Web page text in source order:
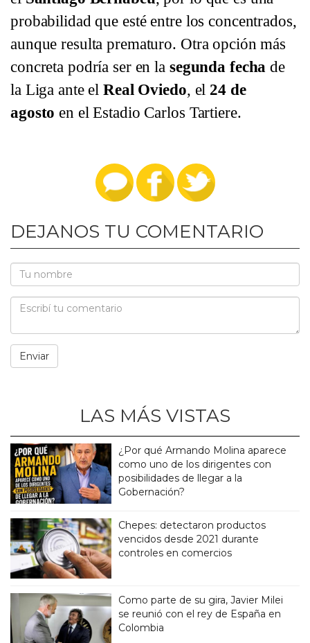
probabilidad que esté entre los concentrados,
aunque resulta prematuro. Otra opción más
concreta podría ser en la segunda fecha de
la Liga ante elReal Oviedo, el 24 de
agosto en el Estadio Carlos Tartiere.
DEJANOS TU COMENTARIO
LAS MÁS VISTAS
¿Por qué Armando Molina aparece
como uno de los dirigentes con
posibilidades de llegar a la
Gobernación?
Chepes: detectaron productos
vencidos desde 2021 durante
controles en comercios
Como parte de su gira, Javier Milei
se reunió con el rey de España en
Colombia